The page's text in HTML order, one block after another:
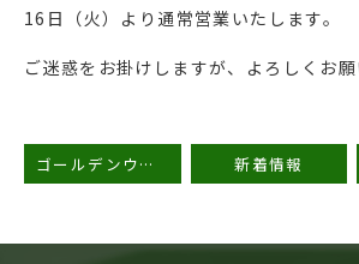
16日（火）より通常営業いたします。
ご迷惑をお掛けしますが、よろしくお願
ゴールデンウィークの休業期間のお知らせ 新着情報